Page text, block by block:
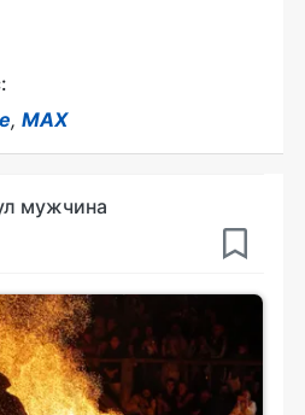
, MAX
мужчина